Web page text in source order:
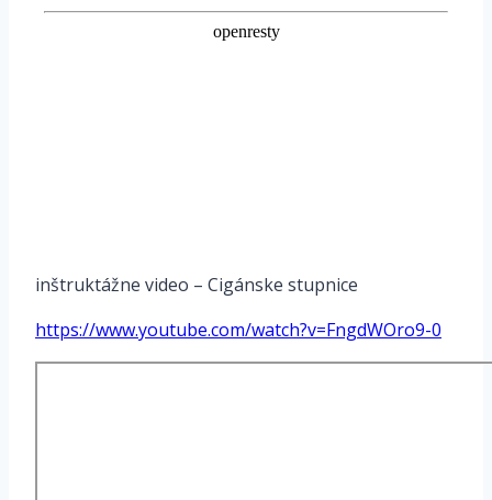
inštruktážne video – Cigánske stupnice
https://www.youtube.com/watch?v=FngdWOro9-0